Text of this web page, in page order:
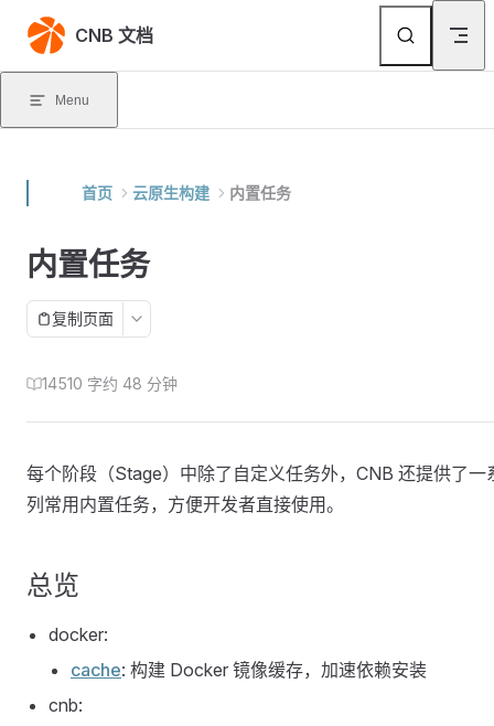
Skip to content
CNB 文档
Menu
首页 云原生构建 内置任务
内置任务
复制页面
14510 字约 48 分钟
每个阶段（Stage）中除了自定义任务外，CNB 还提供了一
列常用内置任务，方便开发者直接使用。
总览
docker:
cache: 构建 Docker 镜像缓存，加速依赖安装
cnb: